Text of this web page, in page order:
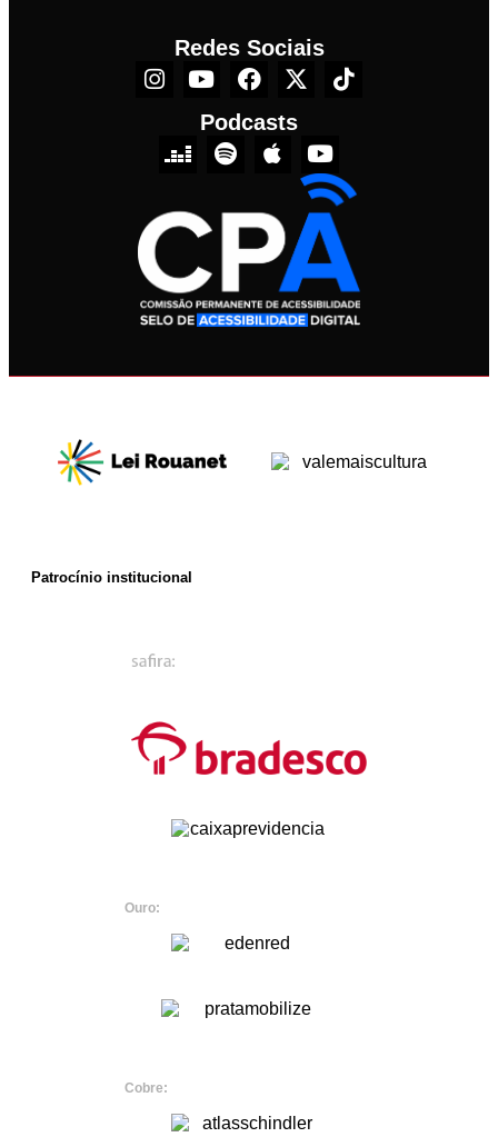
Redes Sociais
Podcasts
Patrocínio institucional
Ouro:
Cobre: